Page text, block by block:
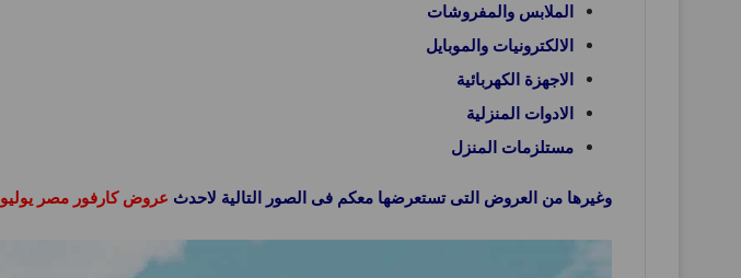
الملابس والمفروشات
الالكترونيات والموبايل
الاجهزة الكهربائية
الادوات المنزلية
مستلزمات المنزل
وغيرها من العروض التى تستعرضها معكم فى الصور التالية لاحدث عروض كارفور مصر يوليو 2025 عروض كارفور الويك اند 2025